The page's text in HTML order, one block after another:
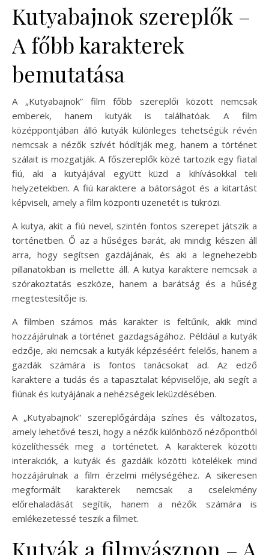
Kutyabajnok szereplők –
A főbb karakterek
bemutatása
A „Kutyabajnok” film főbb szereplői között nemcsak
emberek, hanem kutyák is találhatóak. A film
középpontjában álló kutyák különleges tehetségük révén
nemcsak a nézők szívét hódítják meg, hanem a történet
szálait is mozgatják. A főszereplők közé tartozik egy fiatal
fiú, aki a kutyájával együtt küzd a kihívásokkal teli
helyzetekben. A fiú karaktere a bátorságot és a kitartást
képviseli, amely a film központi üzenetét is tükrözi.
A kutya, akit a fiú nevel, szintén fontos szerepet játszik a
történetben. Ő az a hűséges barát, aki mindig készen áll
arra, hogy segítsen gazdájának, és aki a legnehezebb
pillanatokban is mellette áll. A kutya karaktere nemcsak a
szórakoztatás eszköze, hanem a barátság és a hűség
megtestesítője is.
A filmben számos más karakter is feltűnik, akik mind
hozzájárulnak a történet gazdagságához. Például a kutyák
edzője, aki nemcsak a kutyák képzéséért felelős, hanem a
gazdák számára is fontos tanácsokat ad. Az edző
karaktere a tudás és a tapasztalat képviselője, aki segít a
fiúnak és kutyájának a nehézségek leküzdésében.
A „Kutyabajnok” szereplőgárdája színes és változatos,
amely lehetővé teszi, hogy a nézők különböző nézőpontból
közelíthessék meg a történetet. A karakterek közötti
interakciók, a kutyák és gazdáik közötti kötelékek mind
hozzájárulnak a film érzelmi mélységéhez. A sikeresen
megformált karakterek nemcsak a cselekmény
előrehaladását segítik, hanem a nézők számára is
emlékezetessé teszik a filmet.
Kutyák a filmvásznon – A